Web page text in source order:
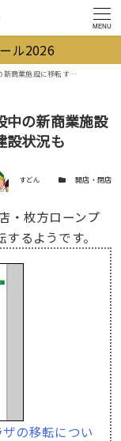
MENU
ル2026
たい。新商業施設の建設状況も
中の新商業施設
設状況も
すどん カテゴリー開店・閉店
・枚方ローンプ
るようです。
の移転につい